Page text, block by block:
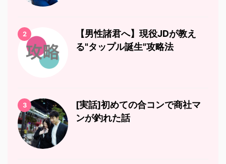
2
【男性諸君へ】現役JDが教え
る"タップル誕生"攻略法
3
[実話]初めての合コンで商社マ
ンが釣れた話